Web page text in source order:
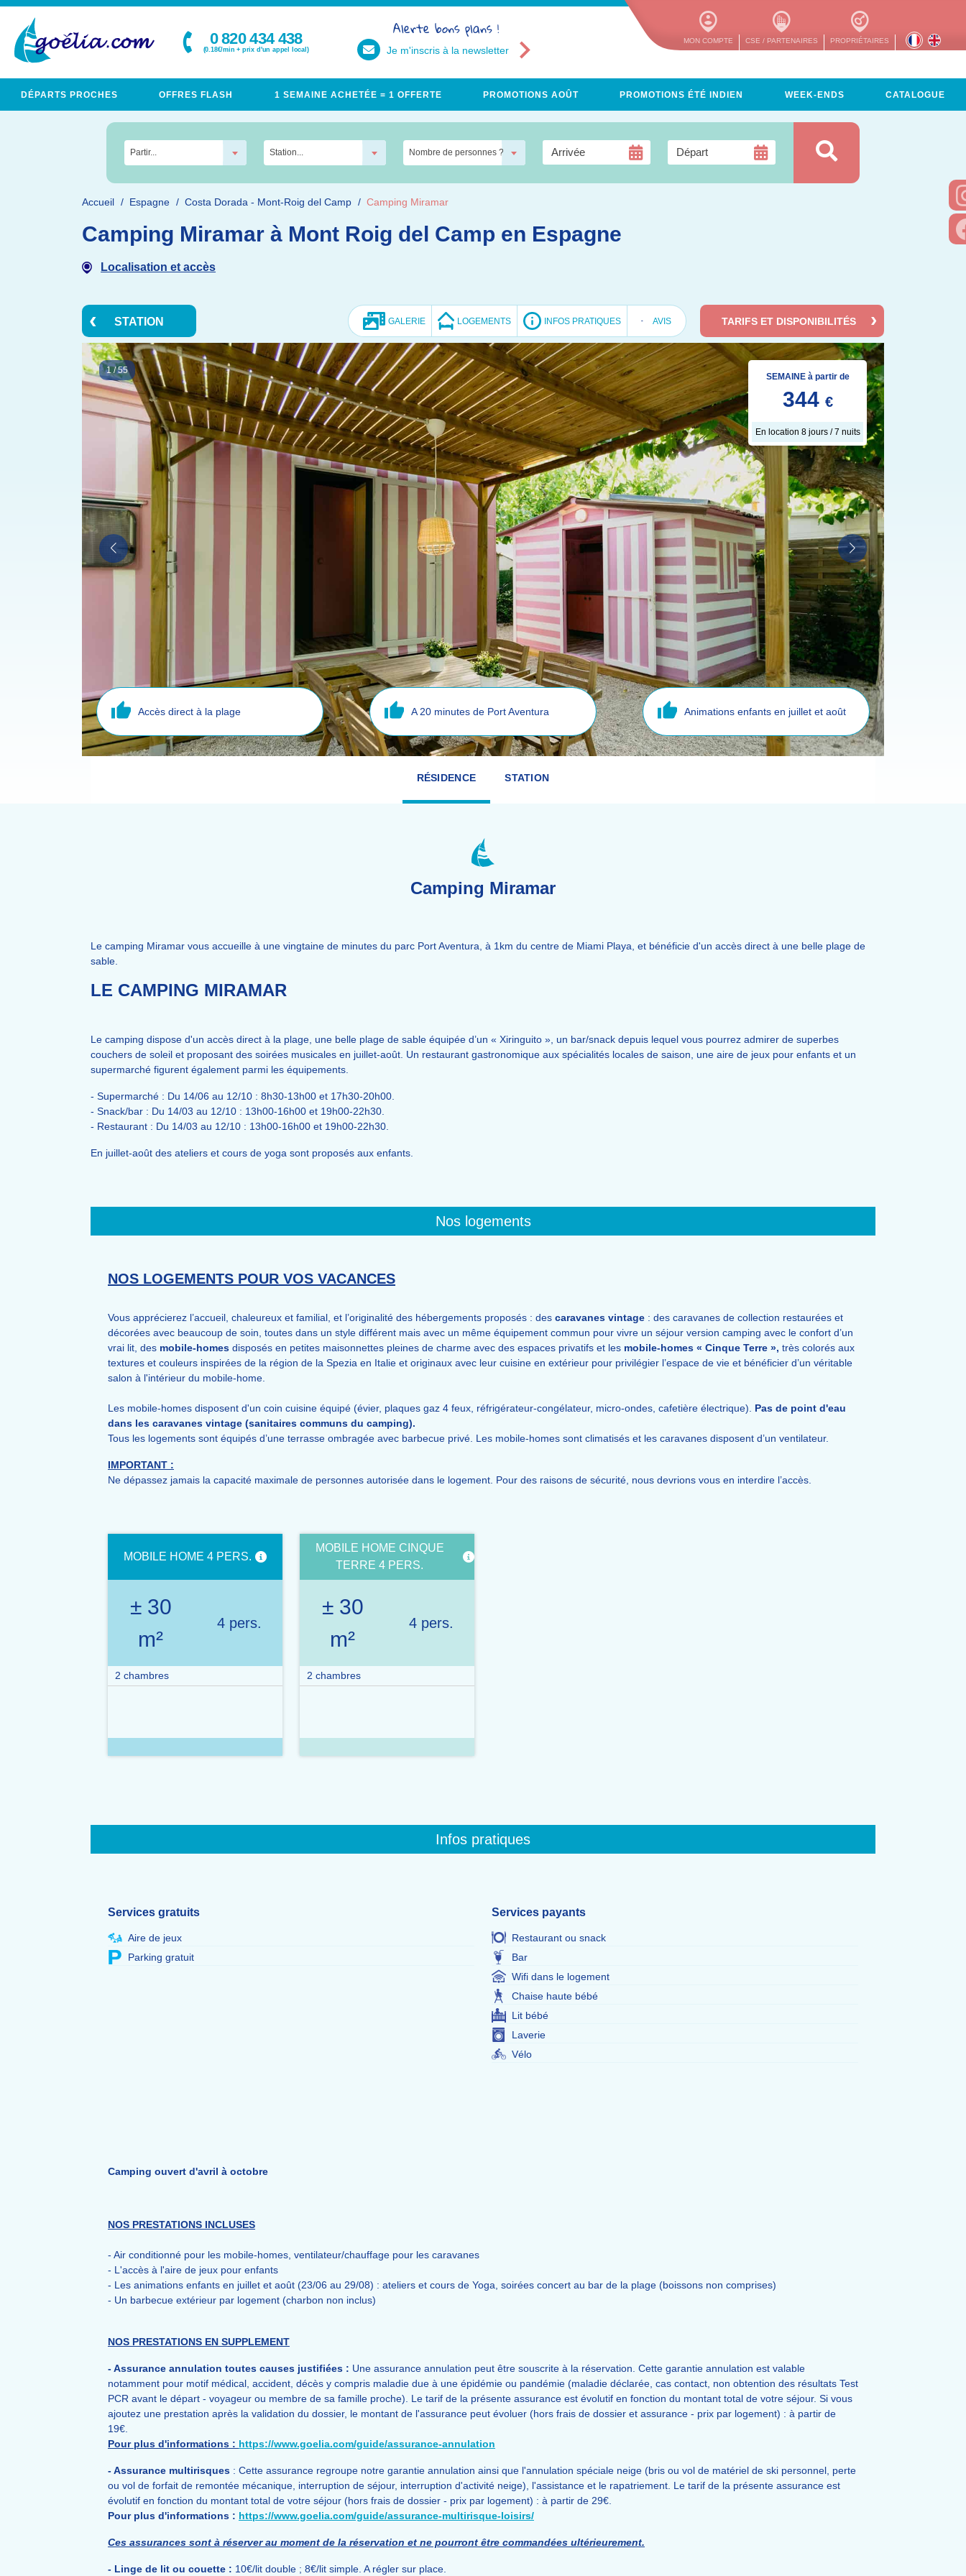
MON COMPTE CSE / PARTENAIRES PROPRIÉTAIRES
0 820 434 438
(0.18€/min + prix d'un appel local)
Alerte bons plans !
Je m'inscris à la newsletter
DÉPARTS PROCHES OFFRES FLASH 1 SEMAINE ACHETÉE = 1 OFFERTE PROMOTIONS AOÛT PROMOTIONS ÉTÉ INDIEN WEEK-ENDS CATALOGUE
Partir... Station... Nombre de personnes ?
Accueil Espagne Costa Dorada - Mont-Roig del Camp Camping Miramar
Camping Miramar à Mont Roig del Camp en Espagne
Localisation et accès
STATION GALERIE LOGEMENTS INFOS PRATIQUES AVIS TARIFS ET DISPONIBILITÉS
1/55
SEMAINE à partir de
344 €
En location 8 jours / 7 nuits
Accès direct à la plage A 20 minutes de Port Aventura Animations enfants en juillet et août
RÉSIDENCE STATION
Camping Miramar
Le camping Miramar vous accueille à une vingtaine de minutes du parc Port Aventura, à 1km du centre de Miami Playa, et bénéficie d'un accès direct à une belle plage de
sable.
LE CAMPING MIRAMAR
Le camping dispose d'un accès direct à la plage, une belle plage de sable équipée d’un « Xiringuito », un bar/snack depuis lequel vous pourrez admirer de superbes
couchers de soleil et proposant des soirées musicales en juillet-août. Un restaurant gastronomique aux spécialités locales de saison, une aire de jeux pour enfants et un
supermarché figurent également parmi les équipements.
- Supermarché : Du 14/06 au 12/10 : 8h30-13h00 et 17h30-20h00.
- Snack/bar : Du 14/03 au 12/10 : 13h00-16h00 et 19h00-22h30.
- Restaurant : Du 14/03 au 12/10 : 13h00-16h00 et 19h00-22h30.
En juillet-août des ateliers et cours de yoga sont proposés aux enfants.
Nos logements
NOS LOGEMENTS POUR VOS VACANCES
Vous apprécierez l’accueil, chaleureux et familial, et l’originalité des hébergements proposés : des caravanes vintage : des caravanes de collection restaurées et
décorées avec beaucoup de soin, toutes dans un style différent mais avec un même équipement commun pour vivre un séjour version camping avec le confort d’un
vrai lit, des mobile-homes disposés en petites maisonnettes pleines de charme avec des espaces privatifs et les mobile-homes « Cinque Terre », très colorés aux
textures et couleurs inspirées de la région de la Spezia en Italie et originaux avec leur cuisine en extérieur pour privilégier l’espace de vie et bénéficier d’un véritable
salon à l'intérieur du mobile-home.
Les mobile-homes disposent d'un coin cuisine équipé (évier, plaques gaz 4 feux, réfrigérateur-congélateur, micro-ondes, cafetière électrique). Pas de point d'eau
dans les caravanes vintage (sanitaires communs du camping).
Tous les logements sont équipés d’une terrasse ombragée avec barbecue privé. Les mobile-homes sont climatisés et les caravanes disposent d’un ventilateur.
IMPORTANT :
Ne dépassez jamais la capacité maximale de personnes autorisée dans le logement. Pour des raisons de sécurité, nous devrions vous en interdire l’accès.
MOBILE HOME 4 PERS.
± 30
m²
4 pers.
2 chambres
MOBILE HOME CINQUE
TERRE 4 PERS.
± 30
m²
4 pers.
2 chambres
Infos pratiques
Services gratuits
Aire de jeux
Parking gratuit
Services payants
Restaurant ou snack
Bar
Wifi dans le logement
Chaise haute bébé
Lit bébé
Laverie
Vélo
Camping ouvert d'avril à octobre
NOS PRESTATIONS INCLUSES
- Air conditionné pour les mobile-homes, ventilateur/chauffage pour les caravanes
- L'accès à l'aire de jeux pour enfants
- Les animations enfants en juillet et août (23/06 au 29/08) : ateliers et cours de Yoga, soirées concert au bar de la plage (boissons non comprises)
- Un barbecue extérieur par logement (charbon non inclus)
NOS PRESTATIONS EN SUPPLEMENT
- Assurance annulation toutes causes justifiées : Une assurance annulation peut être souscrite à la réservation. Cette garantie annulation est valable
notamment pour motif médical, accident, décès y compris maladie due à une épidémie ou pandémie (maladie déclarée, cas contact, non obtention des résultats Test
PCR avant le départ - voyageur ou membre de sa famille proche). Le tarif de la présente assurance est évolutif en fonction du montant total de votre séjour. Si vous
ajoutez une prestation après la validation du dossier, le montant de l'assurance peut évoluer (hors frais de dossier et assurance - prix par logement) : à partir de
19€.
Pour plus d'informations : https://www.goelia.com/guide/assurance-annulation
- Assurance multirisques : Cette assurance regroupe notre garantie annulation ainsi que l'annulation spéciale neige (bris ou vol de matériel de ski personnel, perte
ou vol de forfait de remontée mécanique, interruption de séjour, interruption d'activité neige), l'assistance et le rapatriement. Le tarif de la présente assurance est
évolutif en fonction du montant total de votre séjour (hors frais de dossier - prix par logement) : à partir de 29€.
Pour plus d'informations : https://www.goelia.com/guide/assurance-multirisque-loisirs/
Ces assurances sont à réserver au moment de la réservation et ne pourront être commandées ultérieurement.
- Linge de lit ou couette : 10€/lit double ; 8€/lit simple. A régler sur place.